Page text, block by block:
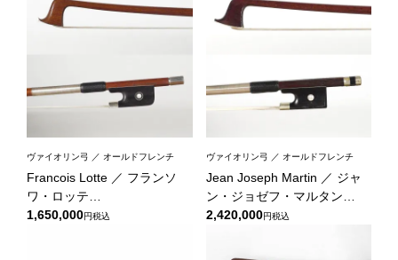
ヴァイオリン弓 ／ オールドフレンチ
Francois Lotte ／ フランソ
ワ・ロッテ
violin bow c.a.1935
1,650,000 税込
ヴァイオリン弓 ／ オールドフレンチ
Jean Joseph Martin ／ ジャ
ン・ジョゼフ・マルタン
violin bow c.a.1880
2,420,000 税込